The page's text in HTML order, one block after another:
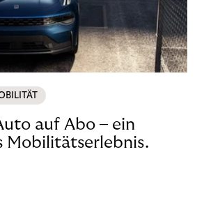
auf Abo – ein
Mobilitätserlebnis.